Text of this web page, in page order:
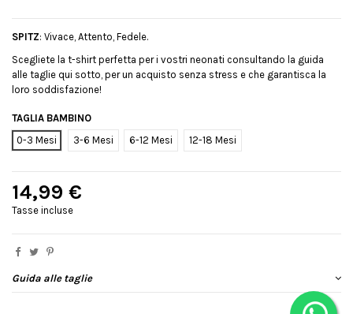
SPITZ: Vivace, Attento, Fedele.
Scegliete la t-shirt perfetta per i vostri neonati consultando la guida
alle taglie qui sotto, per un acquisto senza stress e che garantisca la
loro soddisfazione!
TAGLIA BAMBINO
0-3 Mesi
3-6 Mesi 6-12 Mesi 12-18 Mesi
14,99 €
Tasse incluse
Guida alle taglie